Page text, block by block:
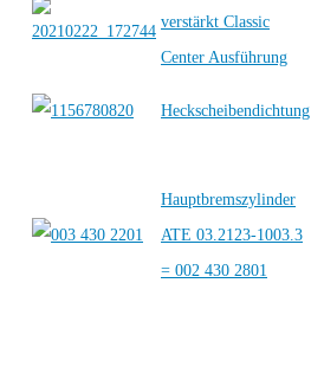
verstärkt Classic
Center Ausführung
Heckscheibendichtung
Hauptbremszylinder
ATE 03.2123-1003.3
= 002 430 2801